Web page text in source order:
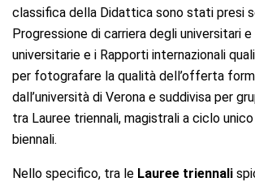
classifica della Didattica sono stati presi
Progressione di carriera degli universitari
universitarie e i Rapporti internazionali
per fotografare la qualità dell’offerta
dall’università di Verona e suddivisa per
tra Lauree triennali, magistrali a ciclo
biennali.
Nello specifico, tra le Lauree triennali